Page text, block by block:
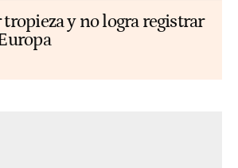
y no logra registrar